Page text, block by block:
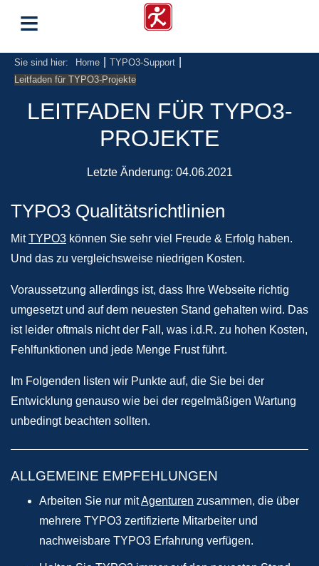
≡
Sie sind hier: Home TYPO3-Support
Leitfaden für TYPO3-Projekte
LEITFADEN FÜR TYPO3-
PROJEKTE
Letzte Änderung: 04.06.2021
TYPO3 Qualitätsrichtlinien
MitTYPO3 können Sie sehr viel Freude & Erfolg haben.
Und das zu vergleichsweise niedrigen Kosten.
Voraussetzung allerdings ist, dass Ihre Webseite richtig
umgesetzt und auf dem neuesten Stand gehalten wird. Das
ist leider oftmals nicht der Fall, was i.d.R. zu hohen Kosten,
Fehlfunktionen und jede Menge Frust führt.
Im Folgenden listen wir Punkte auf, die Sie bei der
Entwicklung genauso wie bei der regelmäßigen Wartung
unbedingt beachten sollten.
ALLGEMEINE EMPFEHLUNGEN
Arbeiten Sie nur mitAgenturen zusammen, die über
mehrere TYPO3 zertifizierte Mitarbeiter und
nachweisbare TYPO3 Erfahrung verfügen.